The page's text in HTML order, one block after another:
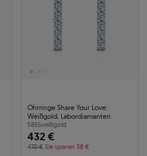
Ohrringe Share Your Love:
Weißgold, Labordiamanten
585|weißgold
432 €
470 € Sie sparen 38 €